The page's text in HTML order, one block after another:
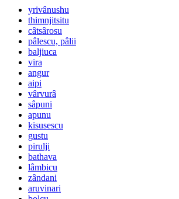
yrivânushu
thimnjitsitu
câtsârosu
pâlescu, pâlii
baljiuca
vira
angur
aipi
vârvurâ
sâpuni
apunu
kisusescu
gustu
pirulji
bathava
lâmbicu
zândani
aruvinari